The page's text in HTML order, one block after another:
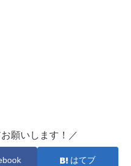
願いします！／
はてブ